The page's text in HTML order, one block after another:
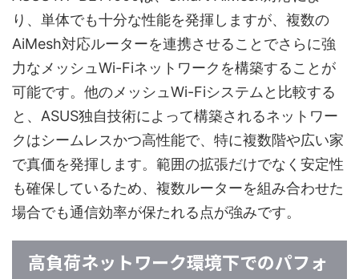
り、単体でも十分な性能を発揮しますが、複数の
AiMesh対応ルーターを連携させることでさらに強
力なメッシュWi-Fiネットワークを構築することが
可能です。他のメッシュWi-Fiシステムと比較する
と、ASUS独自技術によって構築されるネットワー
クはシームレスかつ高性能で、特に複数階や広い家
で真価を発揮します。範囲の拡張だけでなく安定性
も確保しているため、複数ルーターを組み合わせた
場合でも通信効率が保たれる点が強みです。
高負荷ネットワーク環境下でのパフォ